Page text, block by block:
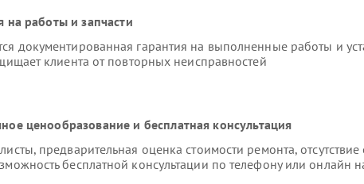
на работы и запчасти
документированная гарантия на выполненные работы и
клиента от повторных неисправностей
ценообразование и бесплатная консультация
предварительная оценка стоимости ремонта,
бесплатной консультации по телефону или онлайн